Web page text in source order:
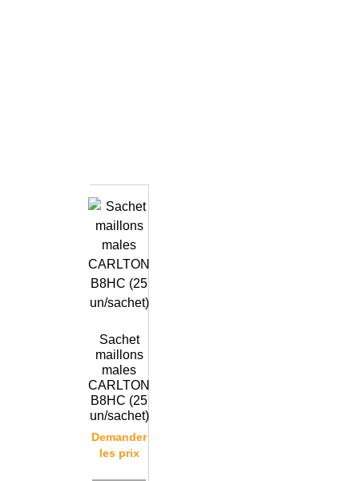
Sachet
maillons
males
CARLTON
B8HC (25
un/sachet)
Demander
les prix